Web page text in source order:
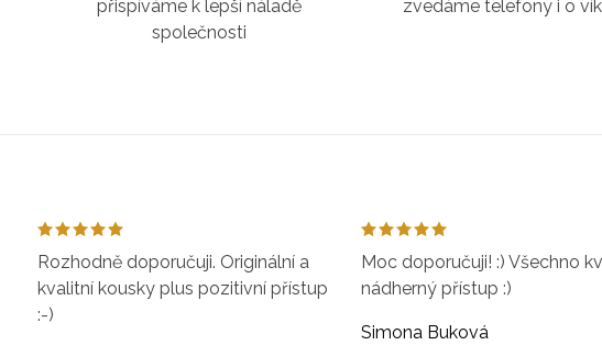
přispíváme k lepší náladě
společnosti
zvedáme telefony i o
Rozhodně doporučuji. Originální a
kvalitní kousky plus pozitivní přístup
:-)
Moc doporučuji! :) Všechno
nádherný přístup :)
Simona Buková